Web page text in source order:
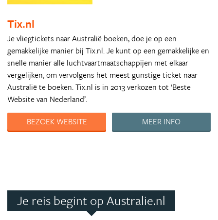
Tix.nl
Je vliegtickets naar Australië boeken, doe je op een
gemakkelijke manier bij Tix.nl. Je kunt op een gemakkelijke en
snelle manier alle luchtvaartmaatschappijen met elkaar
vergelijken, om vervolgens het meest gunstige ticket naar
Australië te boeken. Tix.nl is in 2013 verkozen tot ‘Beste
Website van Nederland’.
BEZOEK WEBSITE
MEER INFO
Je reis begint op Australie.nl